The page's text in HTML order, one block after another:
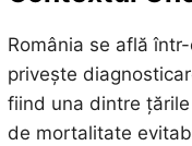
România se află
privește
fiind una dintre
de mortalitate